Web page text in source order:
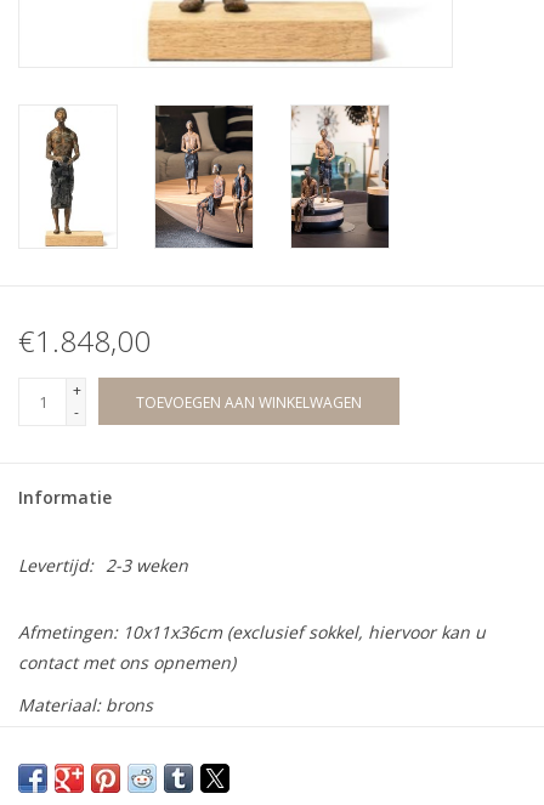
€1.848,00
+
-
TOEVOEGEN AAN WINKELWAGEN
Informatie
Levertijd: 2-3 weken
Afmetingen: 10x11x36cm (exclusief sokkel, hiervoor kan u
contact met ons opnemen)
Materiaal: brons